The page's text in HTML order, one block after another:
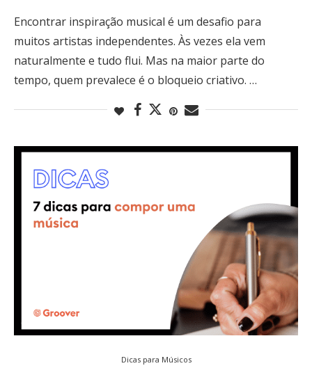
Encontrar inspiração musical é um desafio para
muitos artistas independentes. Às vezes ela vem
naturalmente e tudo flui. Mas na maior parte do
tempo, quem prevalece é o bloqueio criativo. …
Dicas para Músicos